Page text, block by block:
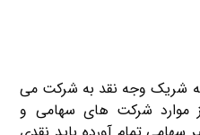
شریک وجه نقد به شرکت می
موارد شرکت های سهامی و